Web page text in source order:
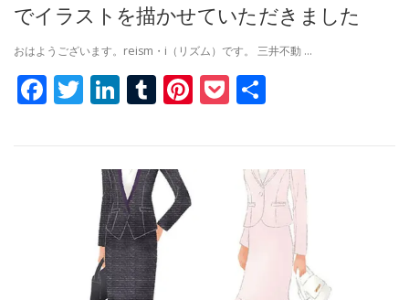
でイラストを描かせていただきました
おはようございます。reism・i（リズム）です。 三井不動 …
Facebook
Twitter
LinkedIn
Tumblr
Pinterest
Pocket